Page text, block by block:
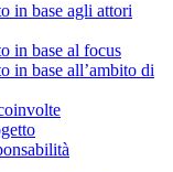
in base agli attori
in base al focus
in base all’ambito di